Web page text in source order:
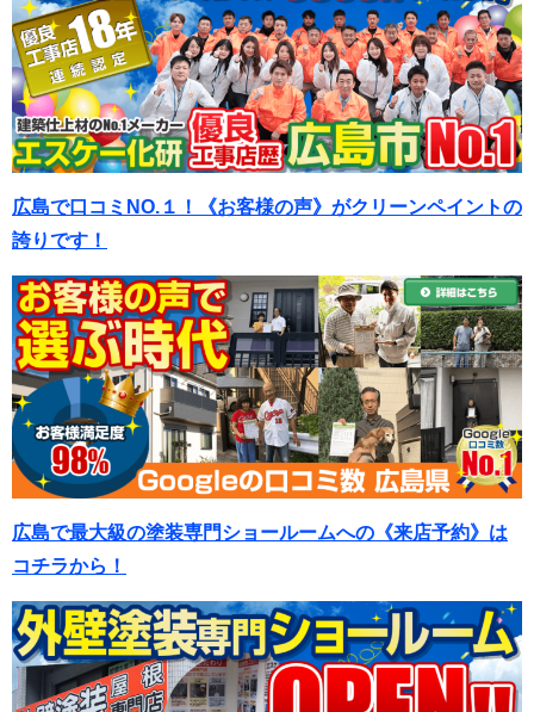
広島で口コミNO.１！《お客様の声》がクリーンペイントの
誇りです！
広島で最大級の塗装専門ショールームへの《来店予約》は
コチラから！